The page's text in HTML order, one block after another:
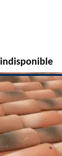
indisponible